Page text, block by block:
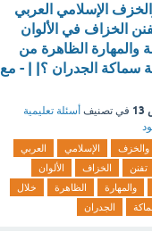
الإسلامي العربي
الخزاف في الألوان
والمهارة الظاهرة من
سماكة الجدران ؟| | - مع
في تصنيف أسئلة تعليمية
والخزف الإسلامي
العربي
تفنن الخزاف
الألوان
والمهارة الظاهرة
خلال
الجدران